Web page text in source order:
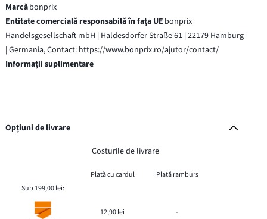
Marcăbonprix
Entitate comercială responsabilă în fața UE bonprix
Handelsgesellschaft mbH | Haldesdorfer Straße 61 | 22179 Hamburg
| Germania, Contact: https://www.bonprix.ro/ajutor/contact/
Informaţii suplimentare
Opțiuni de livrare
Costurile de livrare
Plată cu cardul
Plată ramburs
Sub 199,00 lei:
12,90 lei -